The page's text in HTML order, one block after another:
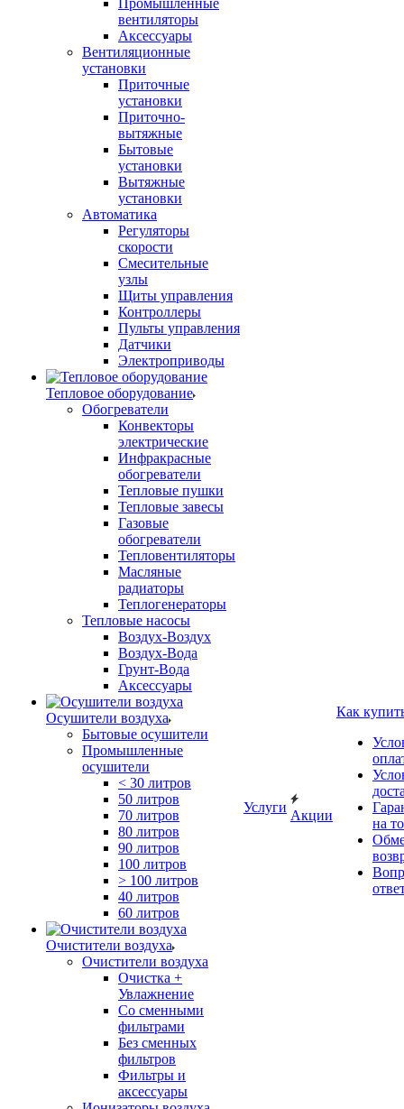
Промышленные
вентиляторы
Аксессуары
Вентиляционные
установки
Приточные
установки
Приточно-
вытяжные
Бытовые
установки
Вытяжные
установки
Автоматика
Регуляторы
скорости
Смесительные
узлы
Щиты управления
Контроллеры
Пульты управления
Датчики
Электроприводы
Тепловое оборудование
Обогреватели
Конвекторы
электрические
Инфракрасные
обогреватели
Тепловые пушки
Тепловые завесы
Газовые
обогреватели
Тепловентиляторы
Масляные
радиаторы
Теплогенераторы
Тепловые насосы
Воздух-Воздух
Воздух-Вода
Грунт-Вода
Аксессуары
Осушители воздуха
Бытовые осушители
Промышленные
осушители
< 30 литров
50 литров
70 литров
80 литров
90 литров
100 литров
> 100 литров
40 литров
60 литров
Очистители воздуха
Очистители воздуха
Очистка +
Увлажнение
Cо сменными
фильтрами
Без сменных
фильтров
Фильтры и
аксессуары
Услуги
Акции
Как
на